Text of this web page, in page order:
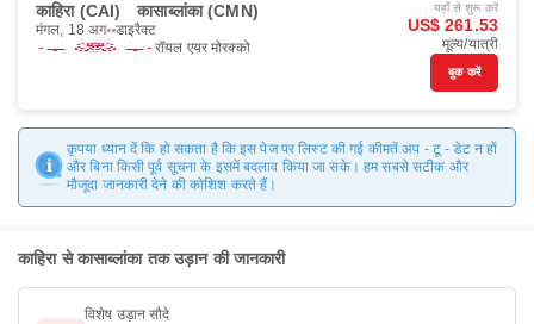
काहिरा (CAI) कासाब्लांका (CMN)
मंगल, 18 अग॰ डाइरैक्ट
रॉयल एयर मोरक्को
यहाँ से शुरू करें
US$ 261.53
मूल्य/यात्री
बुक करें
कृपया ध्यान दें कि हो सकता है कि इस पेज पर लिस्ट की गई कीमतें अप - टू - डेट न हों
और बिना किसी पूर्व सूचना के इसमें बदलाव किया जा सके। हम सबसे सटीक और
मौजूदा जानकारी देने की कोशिश करते हैं।
काहिरा से कासाब्लांका तक उड़ान की जानकारी
विशेष उड़ान सौदे